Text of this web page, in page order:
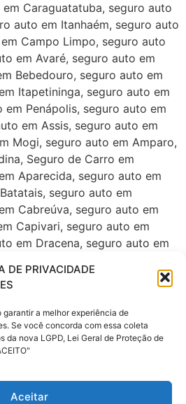
DE PRIVACIDADE
a melhor experiência de
Se você concorda com essa coleta
da nova LGPD, Lei Geral de Proteção de
Aceitar
Caraguatatuba, seguro auto
auto em Itanhaém, seguro auto
Campo Limpo, seguro auto
em Avaré, seguro auto em
Bebedouro, seguro auto em
Itapetininga, seguro auto em
em Penápolis, seguro auto em
em Assis, seguro auto em
Mogi, seguro auto em Amparo,
Seguro de Carro em
Aparecida, seguro auto em
seguro auto em
Cabreúva, seguro auto em
Capivari, seguro auto em
em Dracena, seguro auto em
em Ibiúna, seguro auto em
Ilhabela, seguro auto em
Jaboticabal, seguro auto em
em Itu, seguro auto em Jales,
auto em Lorena, seguro
seguro auto em São Sebastião,
Corretora de seguros na zona
de seguros na zona norte